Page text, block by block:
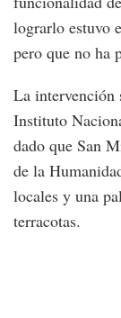
lograrlo estuvo
pero que no ha
La intervención
Instituto
dado que San
de la
locales y una
terracotas.